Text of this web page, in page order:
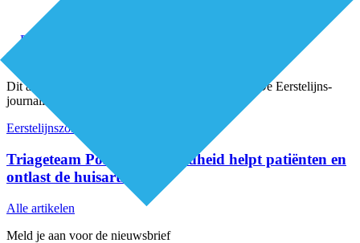
Premium
Dit artikel is geschreven door een onafhankelijke De Eerstelijns-
journalist
Eerstelijnszorg
Triageteam Positieve Gezondheid helpt patiënten en
ontlast de huisarts
Alle artikelen
Meld je aan voor de nieuwsbrief